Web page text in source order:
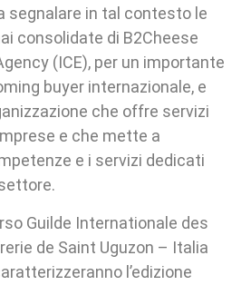
segnalare in tal contesto le
consolidate di B2Cheese
(ICE), per un importante
buyer internazionale, e
che offre servizi
e che mette a
e i servizi dedicati
Guilde Internationale des
de Saint Uguzon – Italia
l’edizione